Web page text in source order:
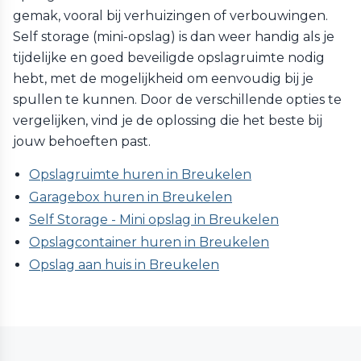
gemak, vooral bij verhuizingen of verbouwingen.
Self storage (mini-opslag) is dan weer handig als je
tijdelijke en goed beveiligde opslagruimte nodig
hebt, met de mogelijkheid om eenvoudig bij je
spullen te kunnen. Door de verschillende opties te
vergelijken, vind je de oplossing die het beste bij
jouw behoeften past.
Opslagruimte huren in Breukelen
Garagebox huren in Breukelen
Self Storage - Mini opslag in Breukelen
Opslagcontainer huren in Breukelen
Opslag aan huis in Breukelen